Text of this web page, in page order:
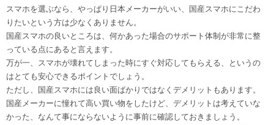
スマホを選ぶなら、やっぱり日本メーカーがいい、国産スマホにこだわ
りたいという方は少なくありません。
国産スマホの良いところは、何かあった場合のサポート体制が非常に整
っている点にあると言えます。
万が一、スマホが壊れてしまった時にすぐ対応してもらえる、というの
はとても安心できるポイントでしょう。
ただし、国産スマホには良い面ばかりではなくデメリットもあります。
国産メーカーに憧れて高い買い物をしたけど、デメリットは考えていな
かった、なんて事にならないように事前に確認しておきましょう。